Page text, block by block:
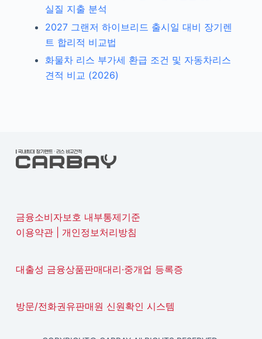
실질 지출 분석
2027 그랜저 하이브리드 출시일 대비 장기렌
트 합리적 비교법
화물차 리스 부가세 환급 조건 및 자동차리스
견적 비교 (2026)
금융소비자보호 내부통제기준
이용약관| 개인정보처리방침
대출성 금융상품판매대리·중개업 등록증
방문/전화권유판매원 신원확인 시스템